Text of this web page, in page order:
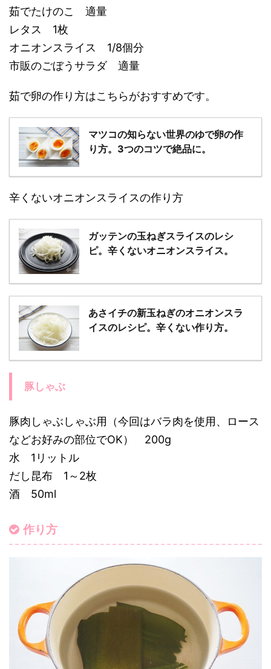
茹でたけのこ 適量
レタス 1枚
オニオンスライス 1/8個分
市販のごぼうサラダ 適量
茹で卵の作り方はこちらがおすすめです。
マツコの知らない世界のゆで卵の作
り方。3つのコツで絶品に。
辛くないオニオンスライスの作り方
ガッテンの玉ねぎスライスのレシ
ピ。辛くないオニオンスライス。
あさイチの新玉ねぎのオニオンスラ
イスのレシピ。辛くない作り方。
豚しゃぶ
豚肉しゃぶしゃぶ用（今回はバラ肉を使用、ロース
などお好みの部位でOK） 200g
水 1リットル
だし昆布 1～2枚
酒 50ml
作り方